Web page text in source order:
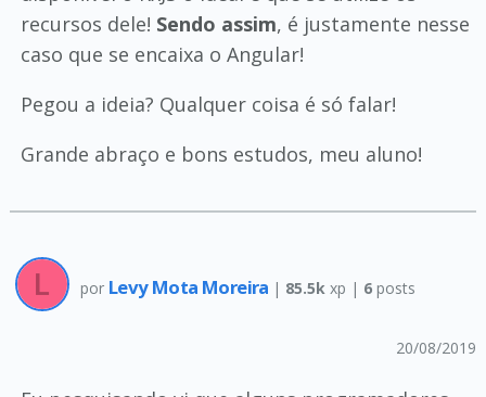
recursos dele! Sendo assim, é justamente nesse
caso que se encaixa o Angular!
Pegou a ideia? Qualquer coisa é só falar!
Grande abraço e bons estudos, meu aluno!
por Levy Mota Moreira | 85.5k xp | 6 posts
20/08/2019